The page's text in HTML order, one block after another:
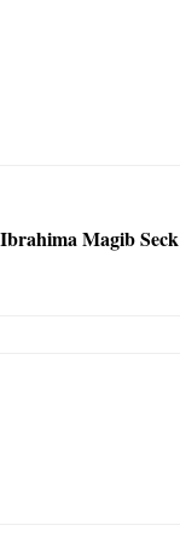
Magib Seck